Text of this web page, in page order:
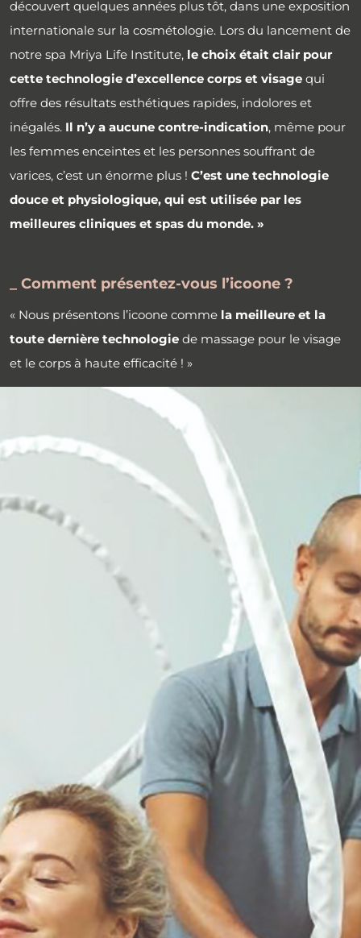
découvert quelques années plus tôt, dans une exposition
internationale sur la cosmétologie. Lors du lancement de
notre spa Mriya Life Institute, le choix était clair pour
cette technologie d’excellence corps et visage qui
offre des résultats esthétiques rapides, indolores et
inégalés. Il n’y a aucune contre-indication, même pour
les femmes enceintes et les personnes souffrant de
varices, c’est un énorme plus !C’est une technologie
douce et physiologique, qui est utilisée par les
meilleures cliniques et spas du monde. »
_ Comment présentez-vous l’icoone ?
« Nous présentons l’icoone comme la meilleure et la
toute dernière technologie de massage pour le visage
et le corps à haute efficacité ! »